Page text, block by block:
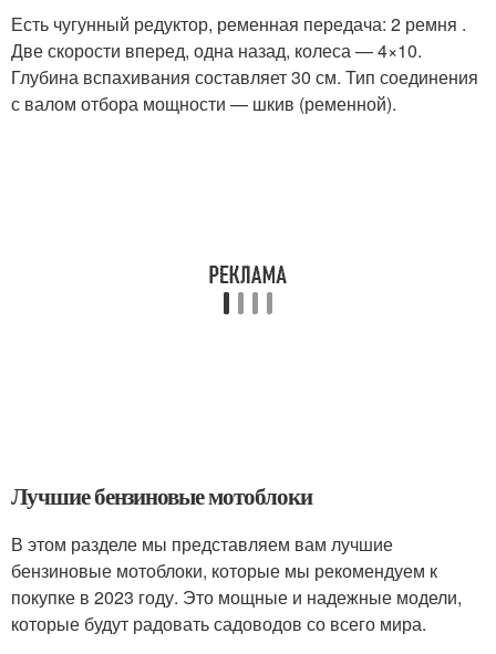
Есть чугунный редуктор, ременная передача: 2 ремня .
Две скорости вперед, одна назад, колеса — 4×10.
Глубина вспахивания составляет 30 см. Тип соединения
с валом отбора мощности — шкив (ременной).
Лучшие бензиновые мотоблоки
В этом разделе мы представляем вам лучшие
бензиновые мотоблоки, которые мы рекомендуем к
покупке в 2023 году. Это мощные и надежные модели,
которые будут радовать садоводов со всего мира.